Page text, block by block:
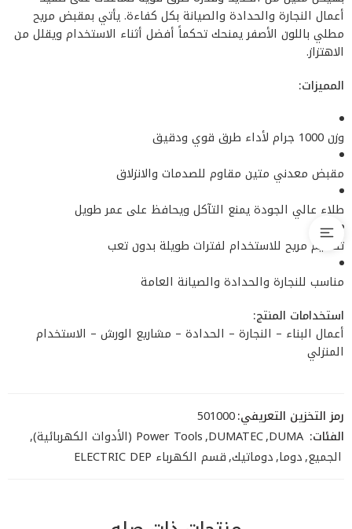
أعمال النجارة والحدادة والصيانة بكل كفاءة. يأتي بمقبض مريح
مطلي باللون الأصفر يمنحك تحكماً أفضل أثناء الاستخدام ويقلل من
الاهتزاز.
المميزات:
وزن 1000 جرام لأداء طرق قوي ودقيق
مقبض معدني متين مقاوم للصدمات والانزلاق
طلاء عالي الجودة يمنع التآكل ويحافظ على عمر طويل
تصميم مريح للاستخدام لفترات طويلة بدون تعب
مناسب للنجارة والحدادة والصيانة العامة
استخدامات المنتج:
أعمال البناء – النجارة – الحدادة – مشاريع الورش – الاستخدام
المنزلي
رمز التخزين التعريفي:501000
الفئات: DUMA
,
DUMATEC
,Power Tools (الأدوات الكهربائية)
,
الجميع,دوما,دوماتيك,قسم الكهرباء ELECTRIC DEP